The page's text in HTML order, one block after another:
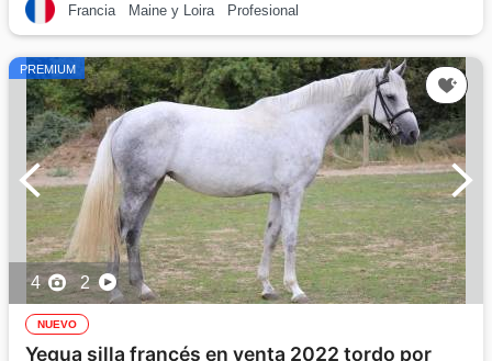
Francia Maine y Loira Profesional
PREMIUM
4 2
NUEVO
Yegua silla francés en venta 2022 tordo por